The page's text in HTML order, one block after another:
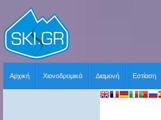
Αρχική Χιονοδρομικά Διαμονή Εστίαση